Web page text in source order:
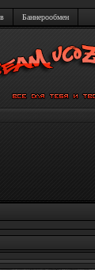
Баннерообмен